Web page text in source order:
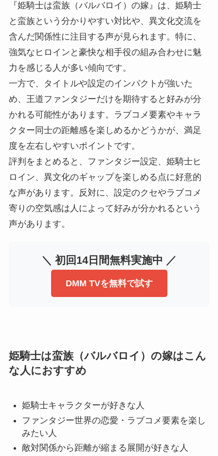
『姫騎士は蛮族（バルバロイ）の嫁』は、姫騎士
と蛮族という分かりやすい対比や、異文化交流を
含んだ関係性に注目する声が見られます。特に、
強気なヒロインと豪快な相手役の組み合わせに魅
力を感じる人が多い傾向です。
一方で、タイトルや設定のインパクトが強いた
め、王道ファンタジーだけを期待すると好みが分
かれる可能性があります。ラブコメ要素やキャラ
クター同士の距離感を楽しめるかどうかが、満足
度を左右しやすいポイントです。
評判をまとめると、ファンタジー設定、姫騎士ヒ
ロイン、異文化のギャップを楽しめる点に好意的
な声があります。反対に、設定のクセやラブコメ
寄りの空気感は人によって好みが分かれるという
声があります。
＼ 初回14日間無料実施中 ／
DMM TVを無料で試す
姫騎士は蛮族（バルバロイ）の嫁はこん
な人におすすめ
姫騎士キャラクターが好きな人
ファンタジー世界の恋愛・ラブコメ要素を楽し
みたい人
敵対関係から距離が縮まる展開が好きな人